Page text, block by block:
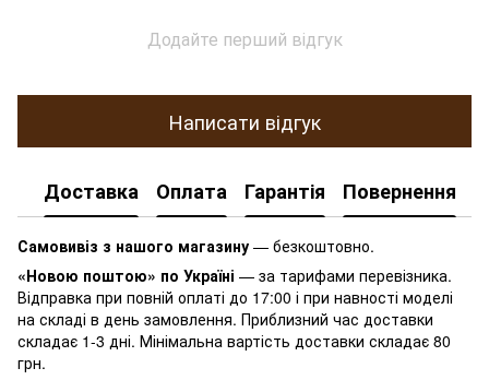
Додайте перший відгук
Написати відгук
Доставка Оплата Гарантія Повернення
Самовивіз з нашого магазину — безкоштовно.
«Новою поштою» по Україні — за тарифами перевізника.
Відправка при повній оплаті до 17:00 і при навності моделі
на складі в день замовлення. Приблизний час доставки
складає 1-3 дні. Мінімальна вартість доставки складає 80
грн.